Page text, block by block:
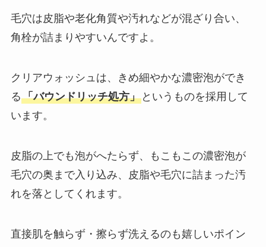
毛穴は皮脂や老化角質や汚れなどが混ざり合い、
角栓が詰まりやすいんですよ。
クリアウォッシュは、きめ細やかな濃密泡ができ
る「バウンドリッチ処方」というものを採用して
います。
皮脂の上でも泡がへたらず、もこもこの濃密泡が
毛穴の奥まで入り込み、皮脂や毛穴に詰まった汚
れを落としてくれます。
直接肌を触らず・擦らず洗えるのも嬉しいポイン